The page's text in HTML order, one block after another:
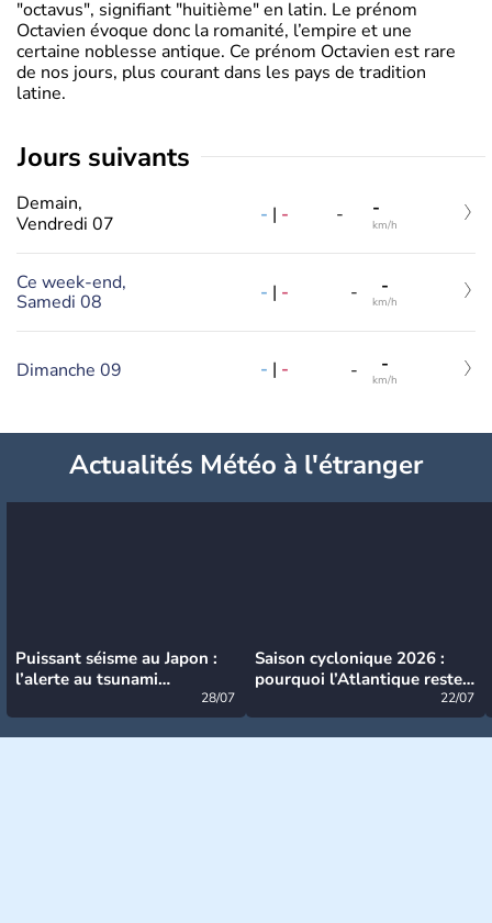
"octavus", signifiant "huitième" en latin. Le prénom
Octavien évoque donc la romanité, l’empire et une
certaine noblesse antique. Ce prénom Octavien est rare
de nos jours, plus courant dans les pays de tradition
latine.
jours suivants
Demain,
Vendredi 07
- | - - -
km/h
Ce week-end,
Samedi 08
- | - - -
km/h
Dimanche 09 - | - - -
km/h
Actualités Météo à l'étranger
Puissant séisme au Japon :
l’alerte au tsunami
28/07
Saison cyclonique 2026 :
pourquoi l’Atlantique reste
22/07